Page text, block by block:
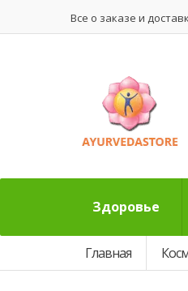
Все о заказе и
Здоровье
Главная